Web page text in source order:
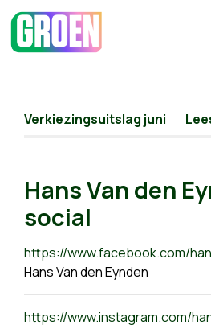
Verkiezingsuitslag juni
Hans Van den
social
https://www.facebook.com/
Hans Van den Eynden
https://www.instagram.com/